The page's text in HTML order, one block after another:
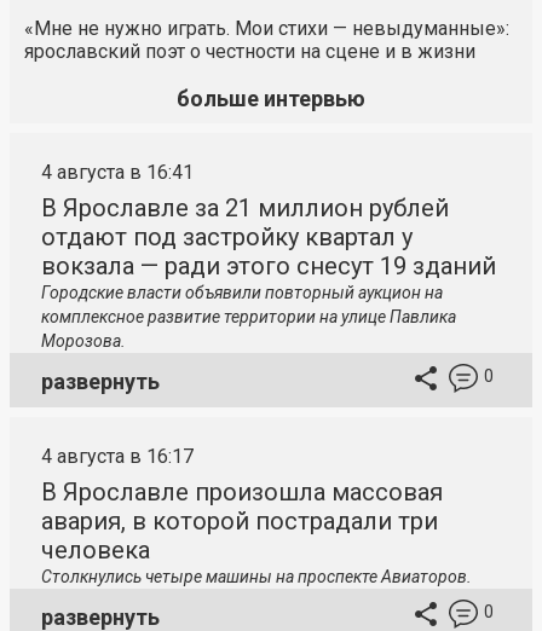
«Мне не нужно играть. Мои стихи — невыдуманные»:
ярославский поэт о честности на сцене и в жизни
больше интервью
4 августа в 16:41
В Ярославле за 21 миллион рублей
отдают под застройку квартал у
вокзала — ради этого снесут 19 зданий
Городские власти объявили повторный аукцион на
комплексное развитие территории на улице Павлика
Морозова.
развернуть 0
4 августа в 16:17
В Ярославле произошла массовая
авария, в которой пострадали три
человека
Столкнулись четыре машины на проспекте Авиаторов.
развернуть 0